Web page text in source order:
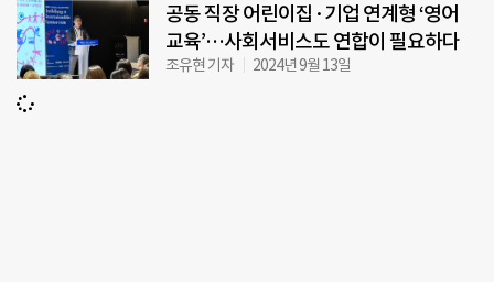
공동 직장 어린이집·기업 연계형 ‘영어
교육’…사회서비스도 연합이 필요하다
조유현 기자 2024년 9월 13일